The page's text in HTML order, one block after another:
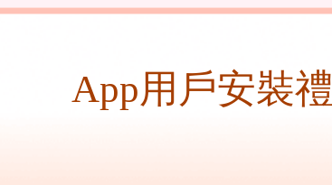
App用戶安裝禮